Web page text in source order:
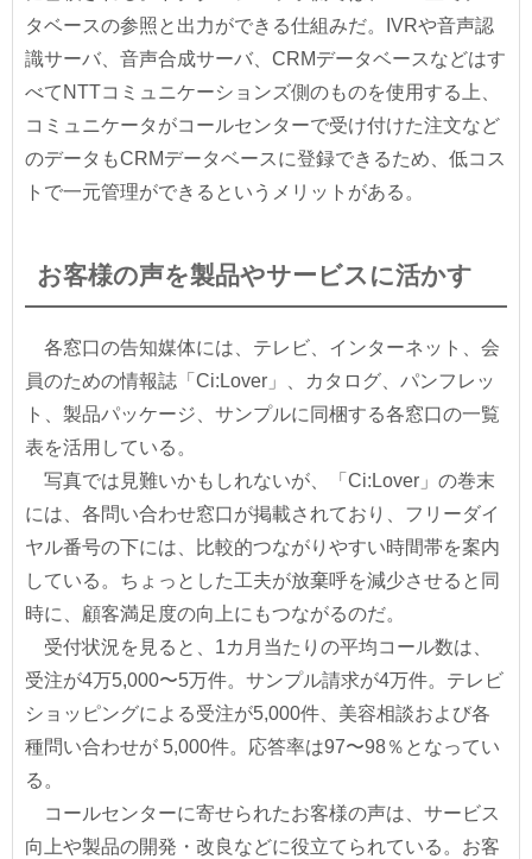
タベースの参照と出力ができる仕組みだ。IVRや音声認
識サーバ、音声合成サーバ、CRMデータベースなどはす
べてNTTコミュニケーションズ側のものを使用する上、
コミュニケータがコールセンターで受け付けた注文など
のデータもCRMデータベースに登録できるため、低コス
トで一元管理ができるというメリットがある。
お客様の声を製品やサービスに活かす
各窓口の告知媒体には、テレビ、インターネット、会
員のための情報誌「Ci:Lover」、カタログ、パンフレッ
ト、製品パッケージ、サンプルに同梱する各窓口の一覧
表を活用している。
写真では見難いかもしれないが、「Ci:Lover」の巻末
には、各問い合わせ窓口が掲載されており、フリーダイ
ヤル番号の下には、比較的つながりやすい時間帯を案内
している。ちょっとした工夫が放棄呼を減少させると同
時に、顧客満足度の向上にもつながるのだ。
受付状況を見ると、1カ月当たりの平均コール数は、
受注が4万5,000〜5万件。サンプル請求が4万件。テレビ
ショッピングによる受注が5,000件、美容相談および各
種問い合わせが 5,000件。応答率は97〜98％となってい
る。
コールセンターに寄せられたお客様の声は、サービス
向上や製品の開発・改良などに役立てられている。お客